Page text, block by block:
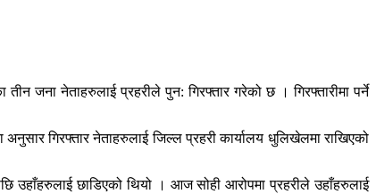
तीन जना नेताहरुलाई प्रहरीले पुन: गिरफ्तार गरेको छ । गिरफ्तारीमा पर्ने
गिरफ्तार नेताहरुलाई जिल्ल प्रहरी कार्यालय धुलिखेलमा राखिएको
उहाँहरुलाई छाडिएको थियो । आज सोही आरोपमा प्रहरीले उहाँहरुलाई